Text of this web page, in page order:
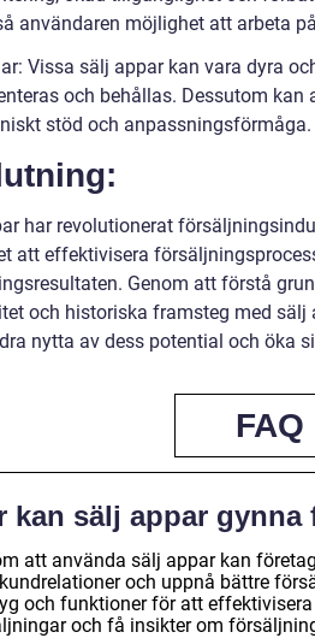
användaren möjlighet att arbeta
Vissa sälj appar kan vara dyra
och behållas. Dessutom kan
stöd och anpassningsförmåga.
har revolutionerat
att effektivisera
Genom att förstå
och historiska framsteg med sälj
nytta av dess potential och öka
FAQ
kan sälj appar gynna
att använda sälj appar kan
och uppnå bättre
och funktioner för att
och få insikter om